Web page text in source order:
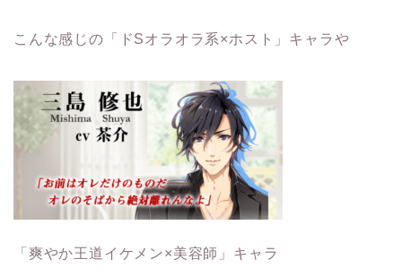
こんな感じの「ドSオラオラ系×ホスト」キャラや
「爽やか王道イケメン×美容師」キャラ